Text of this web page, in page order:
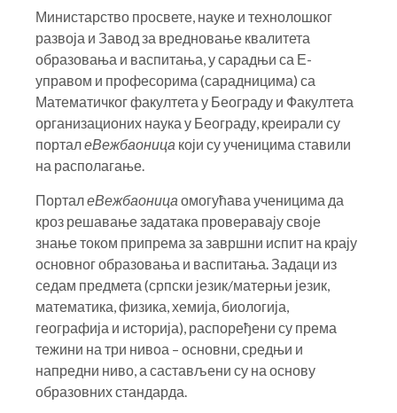
Министарство просвете, науке и технолошког
развоја и Завод за вредновање квалитета
образовања и васпитања,у сарадњи са Е-
управом и професорима (сарадницима) са
Математичког факултета у Београду и Факултета
организационих наука у Београду, креирали су
порталеВежбаоница који су ученицима ставили
на располагање.
ПорталеВежбаоница омогућава ученицима да
кроз решавање задатака проверавају своје
знање током припрема за завршни испит на крају
основног образовања и васпитања. Задаци из
седам предмета (српски језик/матерњи језик,
математика, физика, хемија, биологија,
географија и историја), распоређени су према
тежини на три нивоа – основни, средњи и
напредни ниво, а састављени су на основу
образовних стандарда.